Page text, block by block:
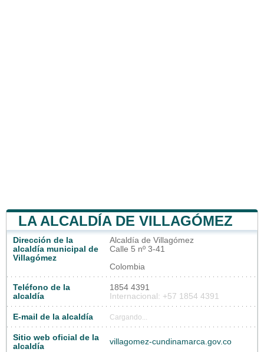
LA ALCALDÍA DE VILLAGÓMEZ
Dirección de la
alcaldía municipal de
Villagómez
Alcaldía de Villagómez
Calle 5 nº 3-41
Colombia
Teléfono de la
alcaldía
1854 4391
Internacional: +57 1854 4391
E-mail de la alcaldía Cargando...
Sitio web oficial de la
alcaldía
villagomez-cundinamarca.gov.co